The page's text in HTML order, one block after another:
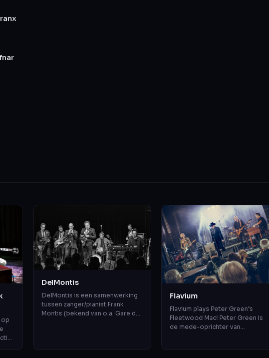
op
DelMontis
DelMontis is een samenwerking
tussen zanger/pianist Frank
Montis (bekend van o.a. Gare du
Flavium
Flavium plays Peter Green’s
Fleetwood Mac! Peter Green is
de mede-oprichter van